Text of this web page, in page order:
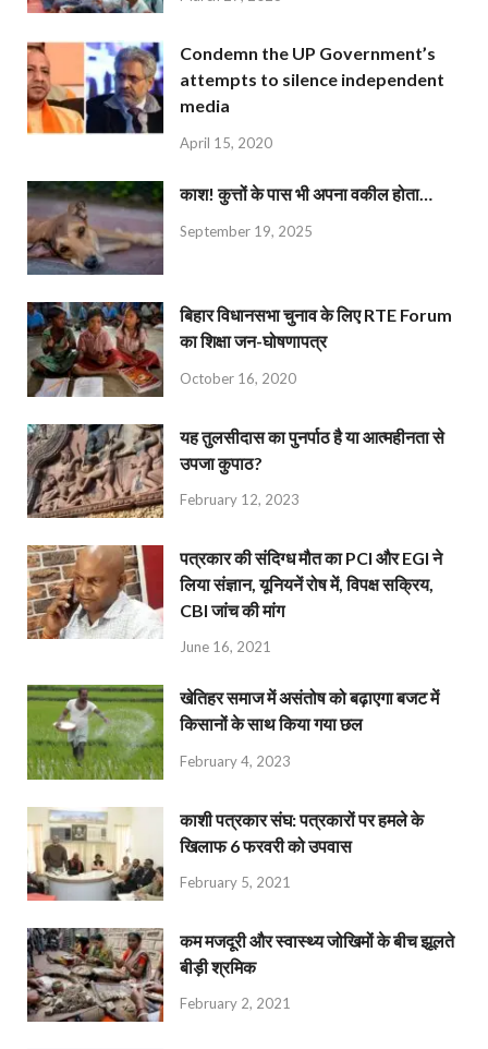
Condemn the UP Government’s
attempts to silence independent
media
April 15, 2020
काश! कुत्तों के पास भी अपना वकील होता…
September 19, 2025
बिहार विधानसभा चुनाव के लिए RTE Forum
का शिक्षा जन-घोषणापत्र
October 16, 2020
यह तुलसीदास का पुनर्पाठ है या आत्महीनता से
उपजा कुपाठ?
February 12, 2023
पत्रकार की संदिग्ध मौत का PCI और EGI ने
लिया संज्ञान, यूनियनें रोष में, विपक्ष सक्रिय,
CBI जांच की मांग
June 16, 2021
खेतिहर समाज में असंतोष को बढ़ाएगा बजट में
किसानों के साथ किया गया छल
February 4, 2023
काशी पत्रकार संघ: पत्रकारों पर हमले के
खिलाफ 6 फरवरी को उपवास
February 5, 2021
कम मजदूरी और स्वास्थ्य जोखिमों के बीच झूलते
बीड़ी श्रमिक
February 2, 2021